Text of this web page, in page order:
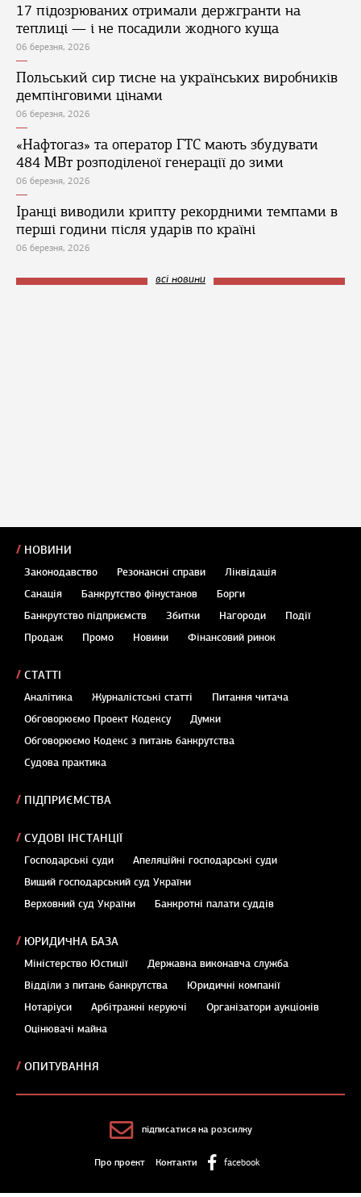
17 підозрюваних отримали держгранти на
теплиці — і не посадили жодного куща
06 березня, 2026
Польський сир тисне на українських виробників
демпінговими цінами
06 березня, 2026
«Нафтогаз» та оператор ГТС мають збудувати
484 МВт розподіленої генерації до зими
06 березня, 2026
Іранці виводили крипту рекордними темпами в
перші години після ударів по країні
06 березня, 2026
всі новини
НОВИНИ
Законодавство Резонансні справи
Ліквідація
Санація
Банкрутство фінустанов
Борги
Банкрутство підприємств
Збитки Нагороди
Події
Продаж
Промо Новини Фінансовий ринок
СТАТТІ
Аналітика Журналістські статті
Питання читача
Обговорюємо Проект Кодексу
Думки
Обговорюємо Кодекс з питань банкрутства
Судова практика
ПІДПРИЄМСТВА
СУДОВІ ІНСТАНЦІЇ
Господарські суди
Апеляційні господарські суди
Вищий господарський суд України
Верховний суд України
Банкротні палати суддів
ЮРИДИЧНА БАЗА
Міністерство Юстиції
Державна виконавча служба
Відділи з питань банкрутства
Юридичні компанії
Нотаріуси
Арбітражні керуючі
Організатори аукціонів
Оцінювачі майна
ОПИТУВАННЯ
підписатися на розсилку
Про проект Контакти facebook